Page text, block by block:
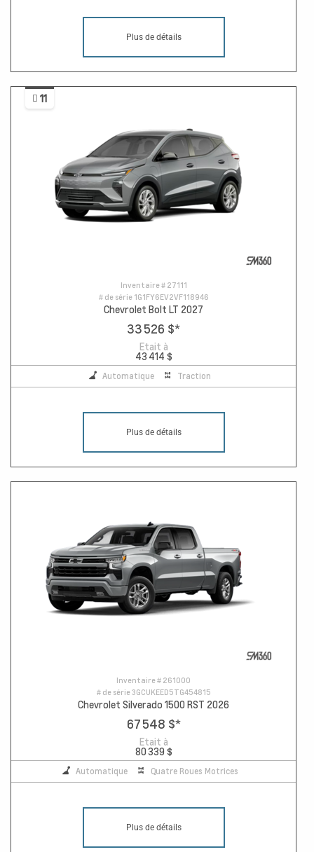
Plus de détails
11
Inventaire # 27111
# de série 1G1FY6EV2VF118946
Chevrolet Bolt LT 2027
33 526 $*
Etait à
43 414 $
Automatique Traction
Plus de détails
Inventaire # 261000
# de série3GCUKEED5TG454815
Chevrolet Silverado 1500 RST 2026
67 548 $*
Etait à
80 339 $
Automatique Quatre Roues Motrices
Plus de détails